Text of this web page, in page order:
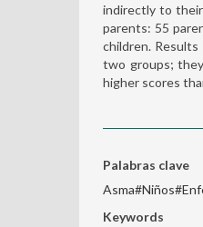
indirectly to their
parents: 55
children.
two groups;
higher scores
Palabras clave
Keywords